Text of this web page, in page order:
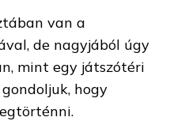
van a
de nagyjából úgy
mint egy játszótéri
hogy